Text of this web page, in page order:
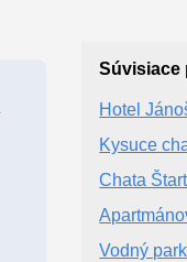
Súvisiace
Hotel
Kysuce
Chata
Vodný